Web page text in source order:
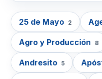
25 de Mayo 2
Agro y Producción 8
Andresito 5